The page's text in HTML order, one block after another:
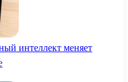
интеллект меняет